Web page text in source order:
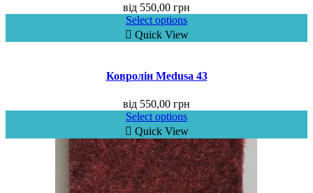
від 550,00 грн
Select options
Quick View
Ковролін Medusa 43
від 550,00 грн
Select options
Quick View